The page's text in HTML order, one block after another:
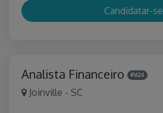
Candidatar-se
Analista Financeiro #1624
Joinville - SC